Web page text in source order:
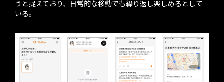
うと捉えており、日常的な移動でも繰り返し楽しめるとして
いる。